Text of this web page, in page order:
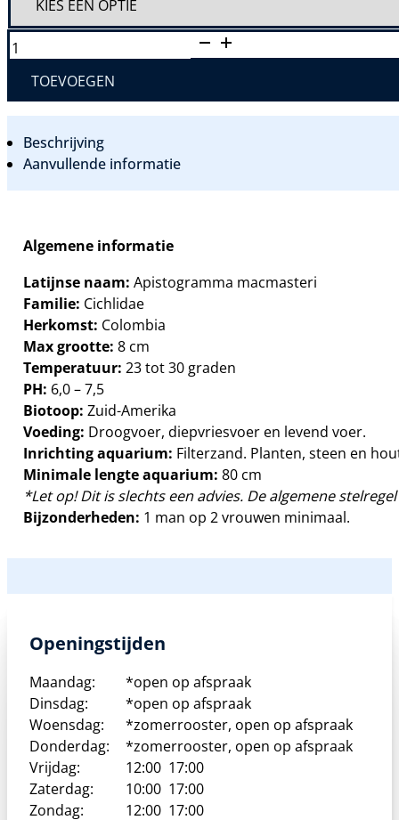
APISTOGRAMMA
MACMASTERI
TOEVOEGEN
Beschrijving
Aanvullende informatie
Algemene informatie
Latijnse naam: Apistogramma macmasteri
Familie: Cichlidae
Herkomst: Colombia
Max grootte: 8 cm
Temperatuur: 23 tot 30 graden
PH: 6,0 – 7,5
Biotoop: Zuid-Amerika
Voeding: Droogvoer, diepvriesvoer en levend voer.
Inrichting aquarium: Filterzand. Planten, steen en
Minimale lengte aquarium: 80 cm
*Let op! Dit is slechts een advies. De algemene
Bijzonderheden: 1 man op 2 vrouwen minimaal.
Openingstijden
Maandag:
*open op afspraak
Dinsdag:
*open op afspraak
Woensdag:
*zomerrooster, open op afspraak
Donderdag:
*zomerrooster, open op afspraak
Vrijdag:
12:00 17:00
Zaterdag:
10:00 17:00
Zondag:
12:00 17:00